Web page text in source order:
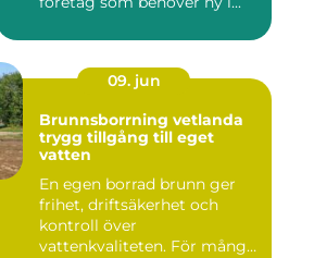
09. jun
Brunnsborrning vetlanda
trygg tillgång till eget
vatten
En egen borrad brunn ger
frihet, driftsäkerhet och
kontroll över
vattenkvaliteten. För många